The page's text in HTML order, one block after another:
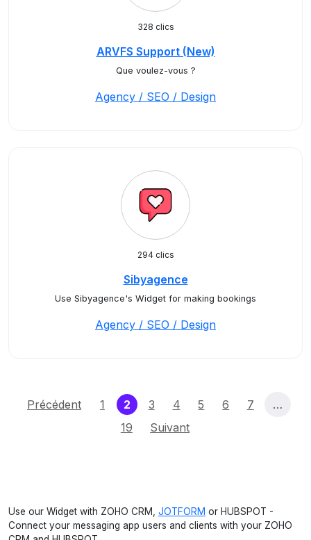
328 clics
ARVFS Support (New)
Que voulez-vous ?
Agency / SEO / Design
294 clics
Sibyagence
Use Sibyagence's Widget for making bookings
Agency / SEO / Design
Précédent 1 2(current)
3 4 5 6 7
…
19
Suivant
Use our Widget with ZOHO CRM, JOTFORM or HUBSPOT -
Connect your messaging app users and clients with your ZOHO